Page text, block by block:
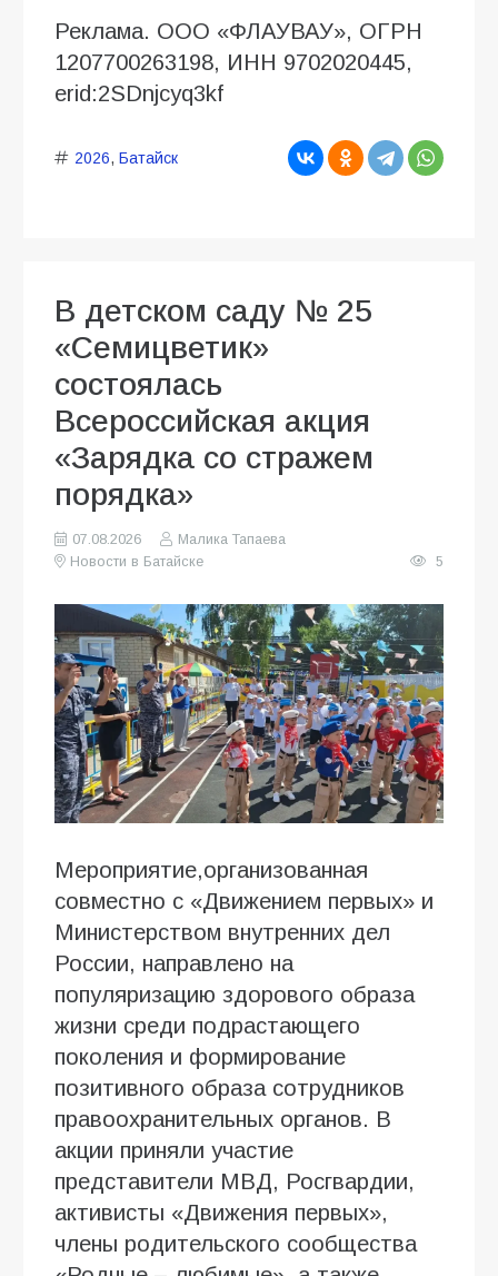
Реклама. ООО «ФЛАУВАУ», ОГРН
1207700263198, ИНН 9702020445,
erid:2SDnjcyq3kf
2026, Батайск
В детском саду № 25
«Семицветик»
состоялась
Всероссийская акция
«Зарядка со стражем
порядка»
07.08.2026
Малика Тапаева
Новости в Батайске
5
Мероприятие,организованная
совместно с «Движением первых» и
Министерством внутренних дел
России, направлено на
популяризацию здорового образа
жизни среди подрастающего
поколения и формирование
позитивного образа сотрудников
правоохранительных органов. В
акции приняли участие
представители МВД, Росгвардии,
активисты «Движения первых»,
члены родительского сообщества